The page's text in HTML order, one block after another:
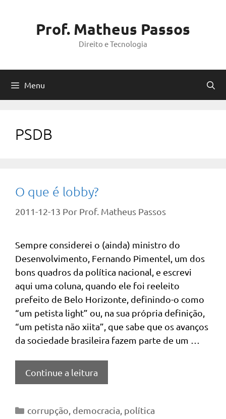
Prof. Matheus Passos
Direito e Tecnologia
Menu
PSDB
O que é lobby?
2011-12-13 Por Prof. Matheus Passos
Sempre considerei o (ainda) ministro do
Desenvolvimento, Fernando Pimentel, um dos
bons quadros da política nacional, e escrevi
aqui uma coluna, quando ele foi reeleito
prefeito de Belo Horizonte, definindo-o como
“um petista light” ou, na sua própria definição,
“um petista não xiita”, que sabe que os avanços
da sociedade brasileira fazem parte de um …
Continue a leitura
Categorias
corrupção democracia política